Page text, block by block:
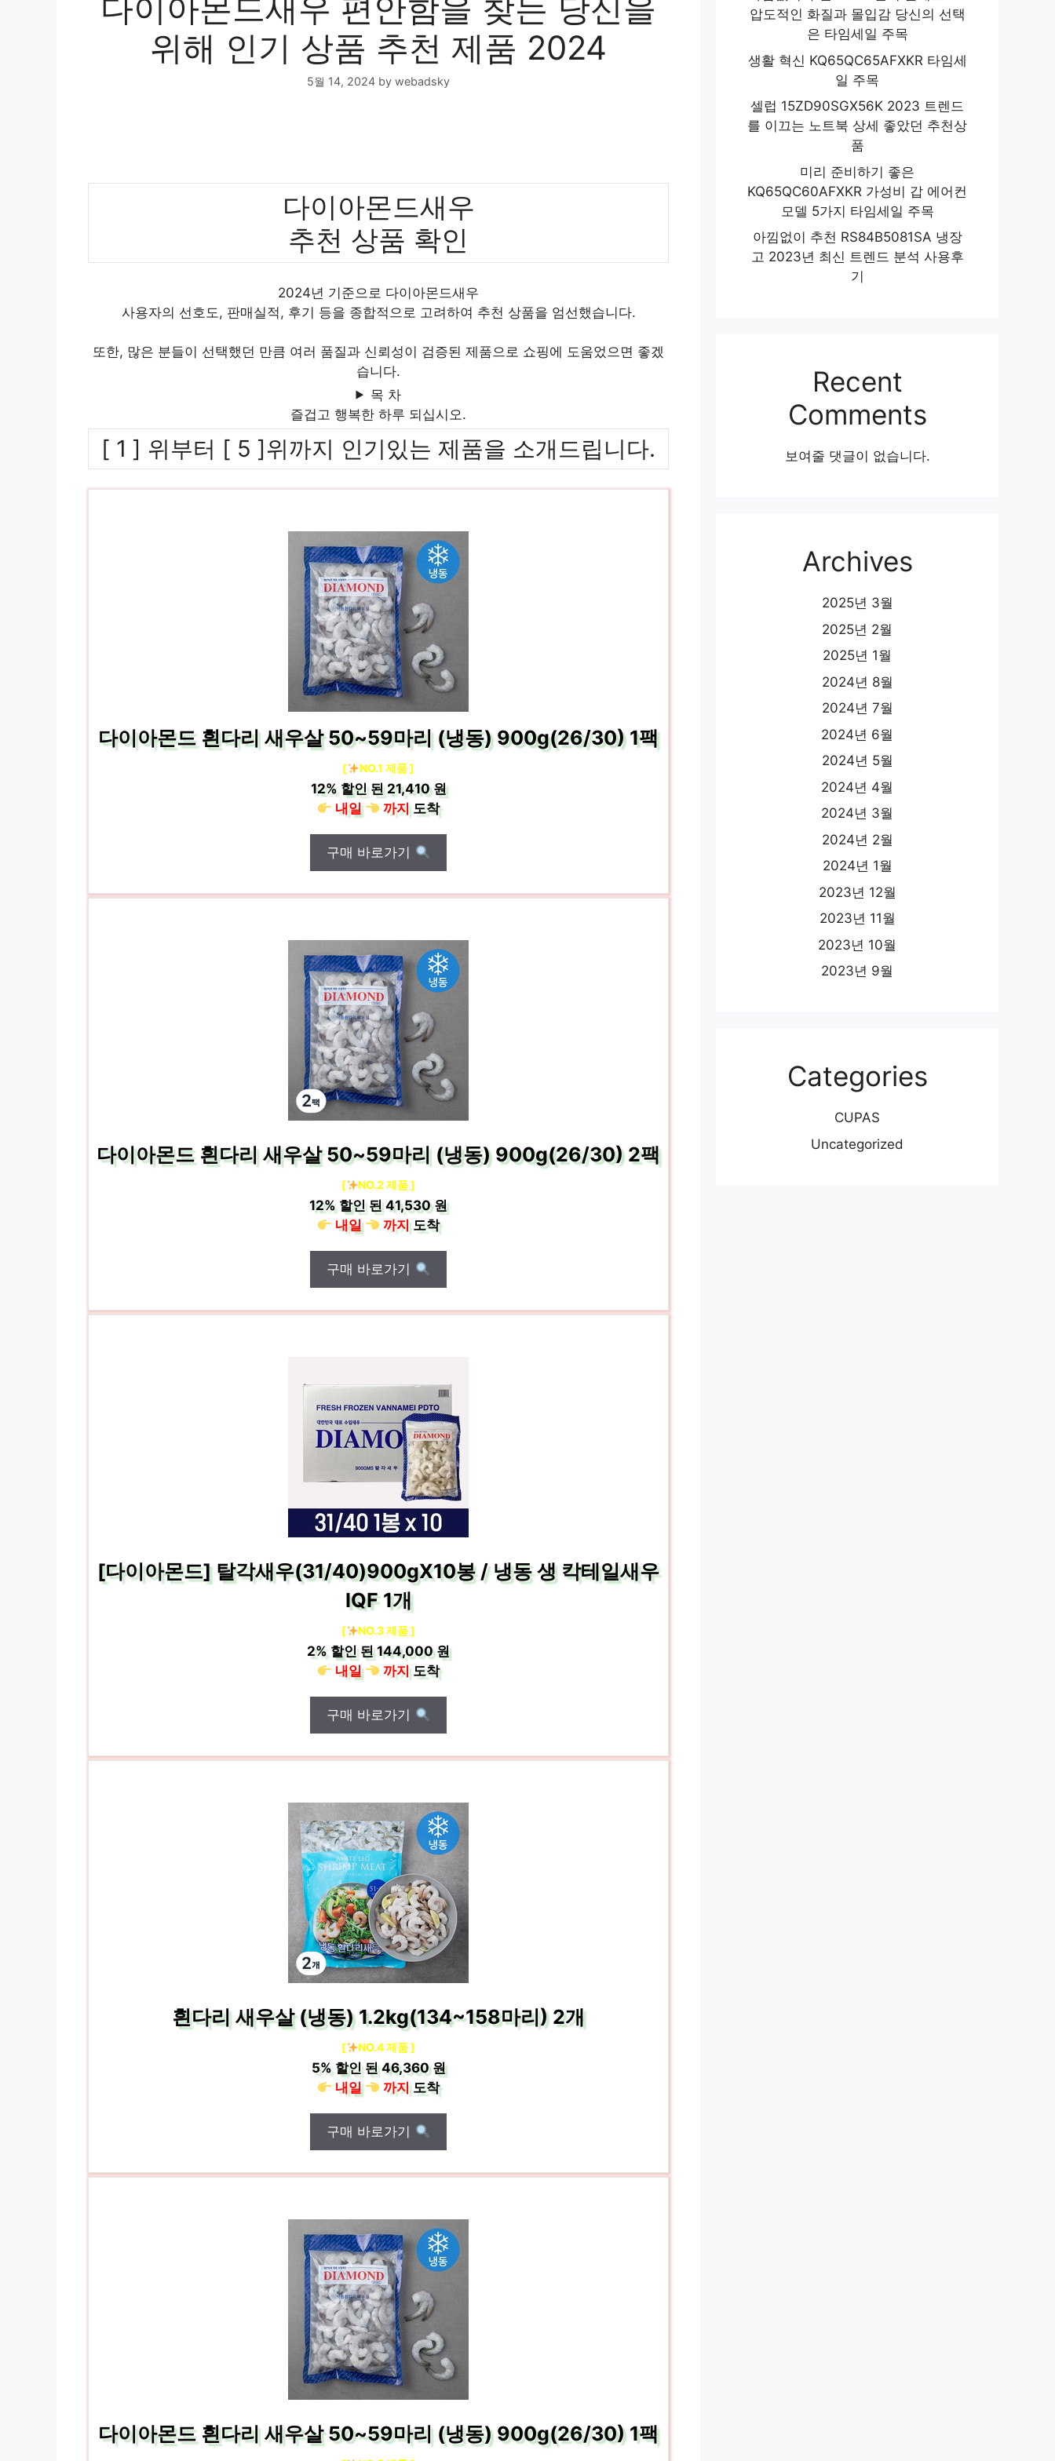
다이아몬드새우 편안함을 찾는 당신을
위해 인기 상품 추천 제품 2024
5월 14, 2024 by webadsky
다이아몬드새우
추천 상품 확인
2024년 기준으로 다이아몬드새우
사용자의 선호도, 판매실적, 후기 등을 종합적으로 고려하여 추천 상품을 엄선했습니다.
또한, 많은 분들이 선택했던 만큼 여러 품질과 신뢰성이 검증된 제품으로 쇼핑에 도움었으면 좋겠
습니다.
목 차
즐겁고 행복한 하루 되십시오.
[ 1 ] 위부터 [ 5 ]위까지 인기있는 제품을 소개드립니다.
다이아몬드 흰다리 새우살 50~59마리 (냉동) 900g(26/30) 1팩
[ NO.1 제품 ]
12%할인 된21,410 원
내일
까지도착
구매 바로가기
다이아몬드 흰다리 새우살 50~59마리 (냉동) 900g(26/30) 2팩
[ NO.2 제품 ]
12%할인 된41,530 원
내일
까지도착
구매 바로가기
[다이아몬드] 탈각새우(31/40)900gX10봉 / 냉동 생 칵테일새우
IQF 1개
[ NO.3 제품 ]
2%할인 된144,000 원
내일
까지도착
구매 바로가기
흰다리 새우살 (냉동) 1.2kg(134~158마리) 2개
[ NO.4 제품 ]
5%할인 된46,360 원
내일
까지도착
구매 바로가기
다이아몬드 흰다리 새우살 50~59마리 (냉동) 900g(26/30) 1팩
압도적인 화질과 몰입감 당신의 선택
은 타임세일 주목
생활 혁신 KQ65QC65AFXKR 타임세
일 주목
셀럽 15ZD90SGX56K 2023 트렌드
를 이끄는 노트북 상세 좋았던 추천상
품
미리 준비하기 좋은
KQ65QC60AFXKR 가성비 갑 에어컨
모델 5가지 타임세일 주목
아낌없이 추천 RS84B5081SA 냉장
고 2023년 최신 트렌드 분석 사용후
기
Recent
Comments
보여줄 댓글이 없습니다.
Archives
2025년 3월
2025년 2월
2025년 1월
2024년 8월
2024년 7월
2024년 6월
2024년 5월
2024년 4월
2024년 3월
2024년 2월
2024년 1월
2023년 12월
2023년 11월
2023년 10월
2023년 9월
Categories
CUPAS
Uncategorized